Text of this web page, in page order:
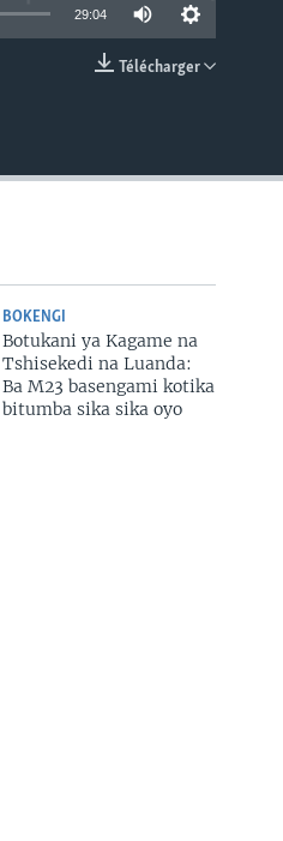
29:04
Télécharger
BOKENGI
Botukani ya Kagame na
Tshisekedi na Luanda:
Ba M23 basengami kotika
bitumba sika sika oyo